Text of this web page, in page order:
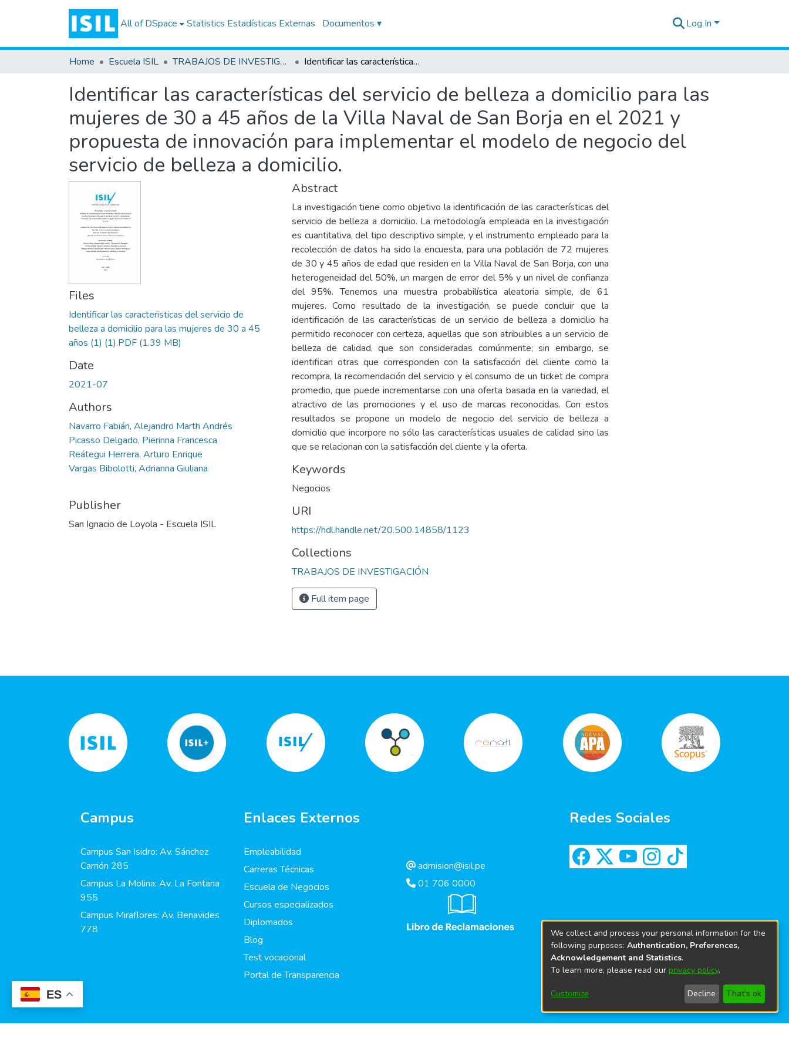
ES
All of DSpace Statistics Estadísticas Externas Documentos ▾ Log In
Home Escuela ISIL TRABAJOS DE INVESTIGACIÓN Identificar las características del servicio de belleza a domicilio para las mujeres de 30 a 45 años de la Villa Naval de San Borja en el 2021 y propuesta de innovación para implementar el modelo de negocio del servicio de belleza a domicilio.
Identificar las características del servicio de belleza a domicilio para las
mujeres de 30 a 45 años de la Villa Naval de San Borja en el 2021 y
propuesta de innovación para implementar el modelo de negocio del
servicio de belleza a domicilio.
Files
Identificar las caracteristicas del servicio de
belleza a domicilio para las mujeres de 30 a 45
años (1) (1).PDF (1.39 MB)
Date
2021-07
Authors
Navarro Fabián, Alejandro Marth Andrés
Picasso Delgado, Pierinna Francesca
Reátegui Herrera, Arturo Enrique
Vargas Bibolotti, Adrianna Giuliana
Publisher
San Ignacio de Loyola - Escuela ISIL
Abstract
La investigación tiene como objetivo la identificación de las características del
servicio de belleza a domicilio. La metodología empleada en la investigación
es cuantitativa, del tipo descriptivo simple, y el instrumento empleado para la
recolección de datos ha sido la encuesta, para una población de 72 mujeres
de 30 y 45 años de edad que residen en la Villa Naval de San Borja, con una
heterogeneidad del 50%, un margen de error del 5% y un nivel de confianza
del 95%. Tenemos una muestra probabilística aleatoria simple, de 61
mujeres. Como resultado de la investigación, se puede concluir que la
identificación de las características de un servicio de belleza a domicilio ha
permitido reconocer con certeza, aquellas que son atribuibles a un servicio de
belleza de calidad, que son consideradas comúnmente; sin embargo, se
identifican otras que corresponden con la satisfacción del cliente como la
recompra, la recomendación del servicio y el consumo de un ticket de compra
promedio, que puede incrementarse con una oferta basada en la variedad, el
atractivo de las promociones y el uso de marcas reconocidas. Con estos
resultados se propone un modelo de negocio del servicio de belleza a
domicilio que incorpore no sólo las características usuales de calidad sino las
que se relacionan con la satisfacción del cliente y la oferta.
Keywords
Negocios
URI
https://hdl.handle.net/20.500.14858/1123
Collections
TRABAJOS DE INVESTIGACIÓN
Full item page
Campus
Campus San Isidro: Av. Sánchez
Carrión 285
Campus La Molina: Av. La Fontana
955
Campus Miraflores: Av. Benavides
778
Enlaces Externos
Empleabilidad
Carreras Técnicas
Escuela de Negocios
Cursos especializados
Diplomados
Blog
Test vocacional
Portal de Transparencia
admision@isil.pe
01 706 0000
Redes Sociales
We collect and process your personal information for the
following purposes: Authentication, Preferences,
Acknowledgement and Statistics.
To learn more, please read our privacy policy.
Customize Decline That's ok